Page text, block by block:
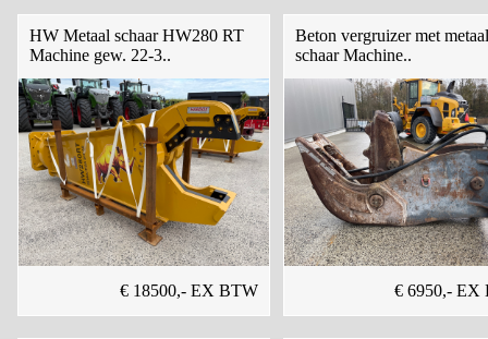
HW Metaal schaar HW280 RT
Machine gew. 22-3..
€ 18500,- EX BTW
Beton vergruizer met metaal
schaar Machine..
€ 6950,- EX